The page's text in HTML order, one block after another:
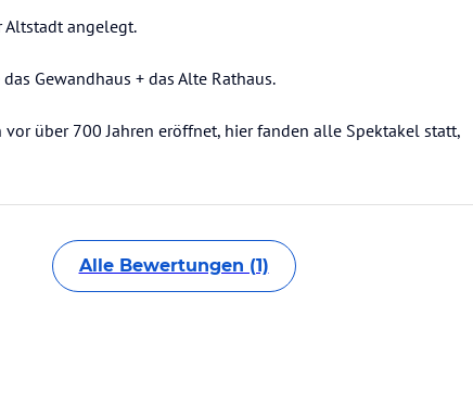
Altstadt angelegt.
Gewandhaus + das Alte Rathaus.
über 700 Jahren eröffnet, hier fanden alle Spektakel statt,
Alle Bewertungen (1)